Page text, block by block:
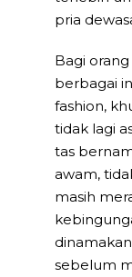
pria
Bagi
berbagai
fashion,
tidak lagi
tas
awam,
masih
sebelum